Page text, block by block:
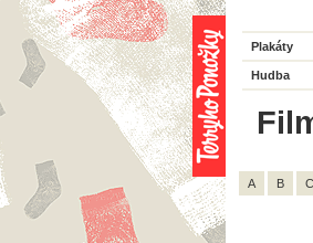
Plakáty
Hudba
A B C